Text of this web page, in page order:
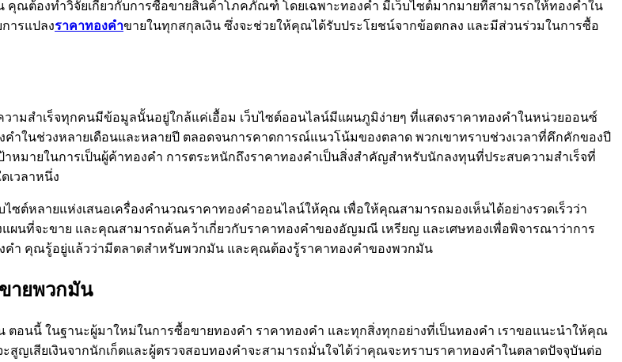
ต้องทำวิจัยเกี่ยวกับการซื้อขายสินค้าโภคภัณฑ์ โดยเฉพาะทองคำ มีเว็บไซต์มากมายที่สามารถให้ทองคำใน
ารแปลงราคาทองคำขายในทุกสกุลเงิน ซึ่งจะช่วยให้คุณได้รับประโยชน์จากข้อตกลง และมีส่วนร่วมในการซื้อ
ามสำเร็จทุกคนมีข้อมูลนั้นอยู่ใกล้แค่เอื้อม เว็บไซต์ออนไลน์มีแผนภูมิง่ายๆ ที่แสดงราคาทองคำในหน่วยออนซ์
ำในช่วงหลายเดือนและหลายปี ตลอดจนการคาดการณ์แนวโน้มของตลาด พวกเขาทราบช่วงเวลาที่คึกคักของปี
มายในการเป็นผู้ค้าทองคำ การตระหนักถึงราคาทองคำเป็นสิ่งสำคัญสำหรับนักลงทุนที่ประสบความสำเร็จที่
เวลาหนึ่ง
ไซต์หลายแห่งเสนอเครื่องคำนวณราคาทองคำออนไลน์ให้คุณ เพื่อให้คุณสามารถมองเห็นได้อย่างรวดเร็วว่า
ที่จะขาย และคุณสามารถค้นคว้าเกี่ยวกับราคาทองคำของอัญมณี เหรียญ และเศษทองเพื่อพิจารณาว่าการ
คำ คุณรู้อยู่แล้วว่ามีตลาดสำหรับพวกมัน และคุณต้องรู้ราคาทองคำของพวกมัน
ายพวกมัน
อนนี้ ในฐานะผู้มาใหม่ในการซื้อขายทองคำ ราคาทองคำ และทุกสิ่งทุกอย่างที่เป็นทองคำ เราขอแนะนำให้คุณ
ญเสียเงินจากนักเก็ตและผู้ตรวจสอบทองคำจะสามารถมั่นใจได้ว่าคุณจะทราบราคาทองคำในตลาดปัจจุบันต่อ